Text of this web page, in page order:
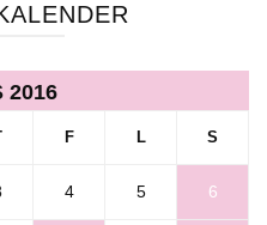
2016
F L S
4 5 6